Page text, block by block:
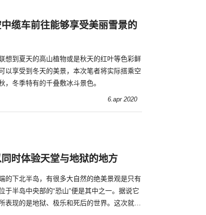
中缆车前往能够享受美丽雪景的
想到夏天的高山植物或是秋天的红叶等色彩鲜
以享受到冬天的美景，本次笔者将实际搭乘空
，冬季特有的千叠敷冰斗景色。
6.apr 2020
同时体验天堂与地狱的地方
的下北半岛，有很多大自然的绝美景观是只有
于半岛中央部的“恐山”便是其中之一。据说它
表现的是地狱、极乐和死后的世界。这次就介